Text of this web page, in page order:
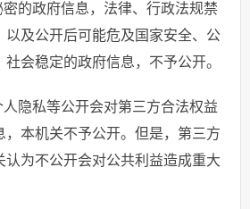
的政府信息，法律、行政法规禁
以及公开后可能危及国家安全、公
会稳定的政府信息，不予公开。
隐私等公开会对第三方合法权益
，本机关不予公开。但是，第三方
认为不公开会对公共利益造成重大